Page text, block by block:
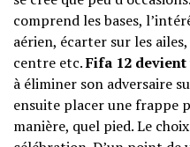
comprend les bases,
aérien, écarter sur les
centre etc.Fifa 12
à éliminer son adversaire
ensuite placer une frappe
manière, quel pied. Le